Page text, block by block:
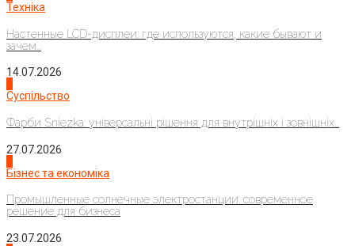
Техніка
Настенные LCD-дисплеи: где используются, какие бывают и
зачем...
14.07.2026
Суспільство
Фарби Sniezka: універсальні рішення для внутрішніх і зовнішніх...
27.07.2026
Бізнес та економіка
Промышленные солнечные электростанции: современное
решение для бизнеса
23.07.2026